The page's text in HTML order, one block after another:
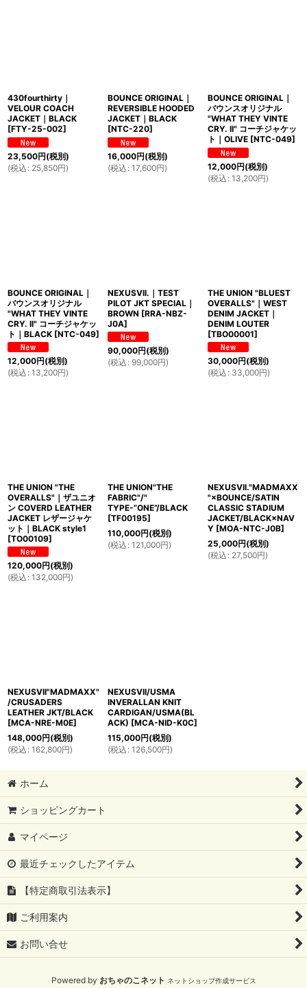
430fourthirty｜
VELOUR COACH
JACKET｜BLACK
[FTY-25-002]
23,500円(税別)
(税込 : 25,850円)
BOUNCE ORIGINAL｜
REVERSIBLE HOODED
JACKET｜BLACK
[NTC-220]
16,000円(税別)
(税込 : 17,600円)
BOUNCE ORIGINAL｜
バウンスオリジナル
"WHAT THEY VINTE
CRY. II" コーチジャケッ
ト｜OLIVE [NTC-049]
12,000円(税別)
(税込 : 13,200円)
BOUNCE ORIGINAL｜
バウンスオリジナル
"WHAT THEY VINTE
CRY. II" コーチジャケッ
ト｜BLACK [NTC-049]
12,000円(税別)
(税込 : 13,200円)
NEXUSVII.｜TEST
PILOT JKT SPECIAL｜
BROWN [RRA-NBZ-
J0A]
90,000円(税別)
(税込 : 99,000円)
THE UNION "BLUEST
OVERALLS"｜WEST
DENIM JACKET｜
DENIM LOUTER
[TBO00001]
30,000円(税別)
(税込 : 33,000円)
THE UNION "THE
OVERALLS"｜ザユニオ
ン COVERD LEATHER
JACKET レザージャケ
ット｜BLACK style1
[TO00109]
120,000円(税別)
(税込 : 132,000円)
THE UNION"THE
FABRIC"/"
TYPE-”ONE”/BLACK
[TF00195]
110,000円(税別)
(税込 : 121,000円)
NEXUSVII."MADMAXX
"×BOUNCE/SATIN
CLASSIC STADIUM
JACKET/BLACK×NAV
Y [MOA-NTC-J0B]
25,000円(税別)
(税込 : 27,500円)
NEXUSVII"MADMAXX"
/CRUSADERS
LEATHER JKT/BLACK
[MCA-NRE-M0E]
148,000円(税別)
(税込 : 162,800円)
NEXUSVII/USMA
INVERALLAN KNIT
CARDIGAN/USMA(BL
ACK) [MCA-NID-K0C]
115,000円(税別)
(税込 : 126,500円)
ホーム
ショッピングカート
マイページ
最近チェックしたアイテム
【特定商取引法表示】
ご利用案内
お問い合せ
Powered by おちゃのこネット ネットショップ作成サービス